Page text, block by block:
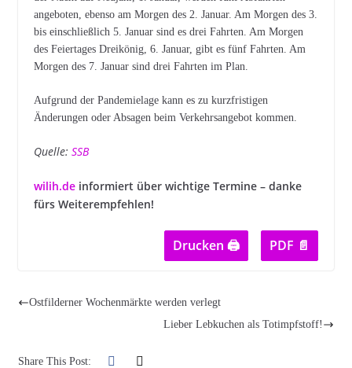
angeboten, ebenso am Morgen des 2. Januar. Am Morgen des 3.
bis einschließlich 5. Januar sind es drei Fahrten. Am Morgen
des Feiertages Dreikönig, 6. Januar, gibt es fünf Fahrten. Am
Morgen des 7. Januar sind drei Fahrten im Plan.
Aufgrund der Pandemielage kann es zu kurzfristigen
Änderungen oder Absagen beim Verkehrsangebot kommen.
Quelle: SSB
wilih.deinformiert über wichtige Termine – danke
fürs Weiterempfehlen!
Drucken 🖨 PDF 📄
Ostfilderner Wochenmärkte werden verlegt
Lieber Lebkuchen als Totimpfstoff!
Share This Post: